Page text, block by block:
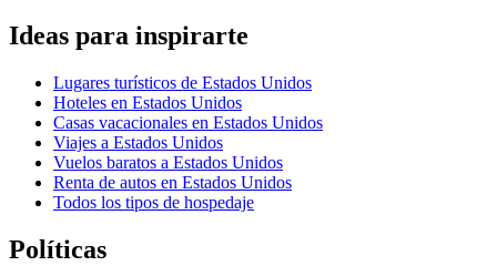
Ideas para inspirarte
Lugares turísticos de Estados Unidos
Hoteles en Estados Unidos
Casas vacacionales en Estados Unidos
Viajes a Estados Unidos
Vuelos baratos a Estados Unidos
Renta de autos en Estados Unidos
Todos los tipos de hospedaje
Políticas